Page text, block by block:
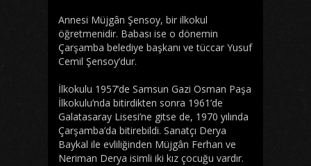
Annesi Müjgân Şensoy, bir ilkokul
öğretmenidir. Babası ise o dönemin
Çarşamba belediye başkanı ve tüccar Yusuf
Cemil Şensoy’dur.
İlkokulu 1957’de Samsun Gazi Osman Paşa
İlkokulu’nda bitirdikten sonra 1961’de
Galatasaray Lisesi’ne gitse de, 1970 yılında
Çarşamba’da bitirebildi. Sanatçı Derya
Baykal ile evliliğinden Müjgân Ferhan ve
Neriman Derya isimli iki kız çocuğu vardır.